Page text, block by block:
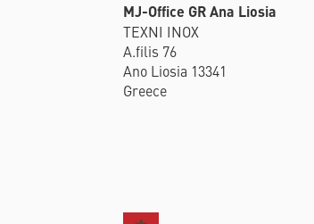
MJ-Office GR Ana Liosia
TEXNI INOX
A.filis 76
Ano Liosia 13341
Greece